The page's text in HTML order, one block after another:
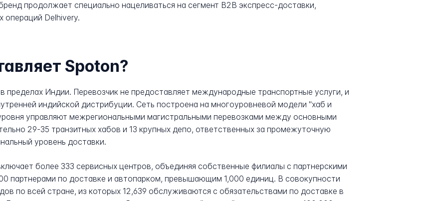
продолжает специально нацеливаться на сегмент B2B экспресс-доставки,
операций Delhivery.
Spoton?
пределах Индии. Перевозчик не предоставляет международные транспортные услуги, и
индийской дистрибуции. Сеть построена на многоуровневой модели "хаб и
управляют межрегиональными магистральными перевозками между основными
29-35 транзитных хабов и 13 крупных депо, ответственных за промежуточную
уровень доставки.
более 333 сервисных центров, объединяя собственные филиалы с партнерскими
партнерами по доставке и автопарком, превышающим 1,000 единиц. В совокупности
по всей стране, из которых 12,639 обслуживаются с обязательствами по доставке в